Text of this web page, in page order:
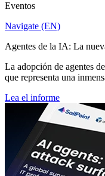
Eventos
Navigate (EN)
Agentes de la IA: La
La adopción de agentes
que representa una
Lea el informe